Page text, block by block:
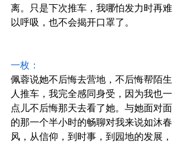
离。只是下次推车，我哪怕发力时再难
以呼吸，也不会揭开口罩了。
一枚：
佩蓉说她不后悔去营地，不后悔帮陌生
人推车，我完全感同身受，因为我也一
点儿不后悔那天去看了她。与她面对面
的那一个半小时的畅聊对我来说如沐春
风，从信仰，到时事，到园地的发展，